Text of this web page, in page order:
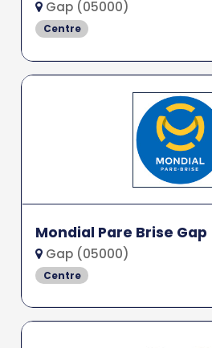
Gap (05000)
Centre
Mondial Pare Brise Gap
Gap (05000)
Centre